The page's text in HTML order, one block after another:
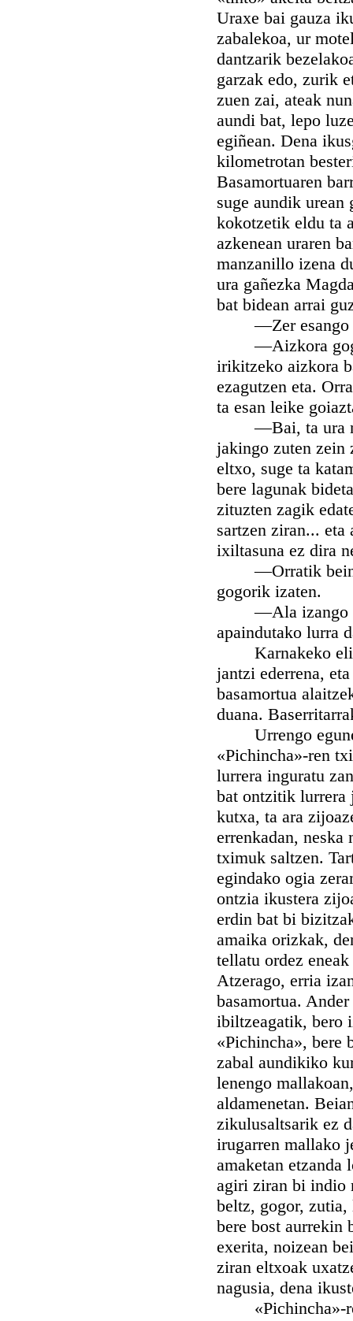
Uraxe bai gauza
zabalekoa, ur
dantzarik
garzak edo, zurik
zuen zai, ateak
aundi bat, lepo
egiñean. Dena
kilometrotan
Basamortuaren
suge aundik urean
kokotzetik eldu ta
azkenean uraren
manzanillo izena
ura gañezka
bat bidean arrai
—Zer esango
—Aizkora
irikitzeko aizkora
ezagutzen eta.
ta esan leike
—Bai, ta ura nor
jakingo zuten zein
eltxo, suge ta
bere lagunak
zituzten zagik
sartzen ziran... eta
ixiltasuna ez dira
—Orratik bein
gogorik izaten.
—Ala izango da,
apaindutako lurra
Karnakeko
jantzi ederrena,
basamortua
duana.
Urrengo
«Pichincha»-ren
lurrera inguratu
bat ontzitik lurrera
kutxa, ta ara
errenkadan,
tximuk saltzen.
egindako ogia
ontzia ikustera
erdin bat bi
amaika orizkak,
tellatu ordez
Atzerago, erria
basamortua.
ibiltzeagatik, bero
«Pichincha», bere
zabal aundikiko
lenengo
aldamenetan.
zikulusaltsarik ez
irugarren mallako
amaketan
agiri ziran bi indio
beltz, gogor,
bere bost aurrekin
exerita, noizean
ziran eltxoak
nagusia, dena
«Pichincha»-